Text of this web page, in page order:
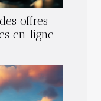
offres
en ligne